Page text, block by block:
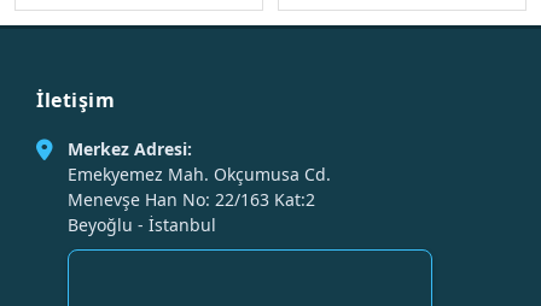
İletişim
Merkez Adresi:
Emekyemez Mah. Okçumusa Cd.
Menevşe Han No: 22/163 Kat:2
Beyoğlu - İstanbul